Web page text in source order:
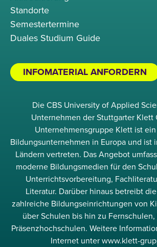
Standorte
Semestertermine
Duales Studium Guide
INFOMATERIAL ANFORDERN
Die CBS University of Applied
Unternehmen der Stuttgarter Klett
Unternehmensgruppe Klett ist
Bildungsunternehmen in Europa und ist
Ländern vertreten. Das Angebot
moderne Bildungsmedien für den
Unterrichtsvorbereitung,
Literatur. Darüber hinaus betreibt
zahlreiche Bildungseinrichtungen von
über Schulen bis hin zu
Präsenzhochschulen. Weitere
Internet unter www.klett-